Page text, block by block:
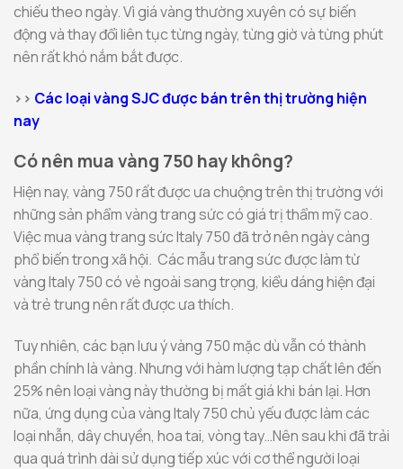
chiếu theo ngày. Vì giá vàng thường xuyên có sự biến
động và thay đổi liên tục từng ngày, từng giờ và từng phút
nên rất khó nắm bắt được.
>> Các loại vàng SJC được bán trên thị trường hiện
nay
Có nên mua vàng 750 hay không?
Hiện nay, vàng 750 rất được ưa chuộng trên thị trường với
những sản phẩm vàng trang sức có giá trị thẩm mỹ cao.
Việc mua vàng trang sức Italy 750 đã trở nên ngày càng
phổ biến trong xã hội. Các mẫu trang sức được làm từ
vàng Italy 750 có vẻ ngoài sang trọng, kiểu dáng hiện đại
và trẻ trung nên rất được ưa thích.
Tuy nhiên, các bạn lưu ý vàng 750 mặc dù vẫn có thành
phần chính là vàng. Nhưng với hàm lượng tạp chất lên đến
25% nên loại vàng này thường bị mất giá khi bán lại. Hơn
nữa, ứng dụng của vàng Italy 750 chủ yếu được làm các
loại nhẫn, dây chuyền, hoa tai, vòng tay…Nên sau khi đã trải
qua quá trình dài sử dụng tiếp xúc với cơ thể người loại